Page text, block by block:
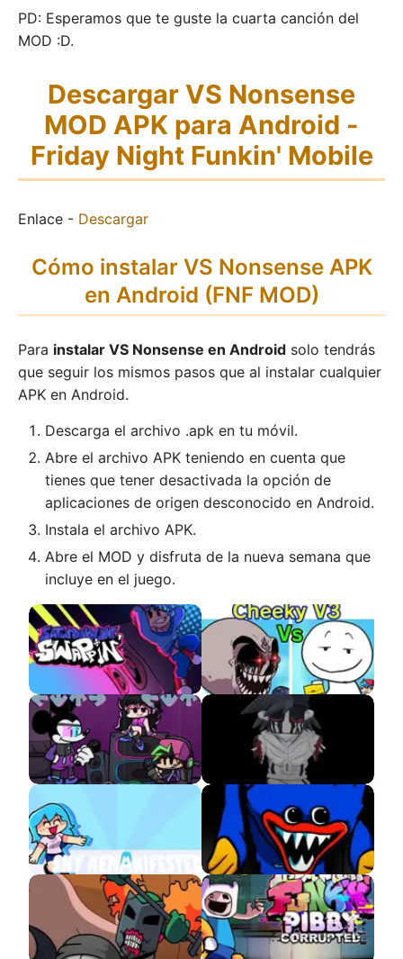
PD: Esperamos que te guste la cuarta canción del
MOD :D.
Descargar VS Nonsense
MOD APK para Android -
Friday Night Funkin' Mobile
Enlace - Descargar
Cómo instalar VS Nonsense APK
en Android (FNF MOD)
Para instalar VS Nonsense en Android solo tendrás
que seguir los mismos pasos que al instalar cualquier
APK en Android.
Descarga el archivo .apk en tu móvil.
Abre el archivo APK teniendo en cuenta que
tienes que tener desactivada la opción de
aplicaciones de origen desconocido en Android.
Instala el archivo APK.
Abre el MOD y disfruta de la nueva semana que
incluye en el juego.
Saturday Night
Swappin’ APK
VS Cheeky v3 APK
VS Mickey Mouse
Clay Monochrome
Sky Remanifested
VS Huggy Wuggy In
Vent